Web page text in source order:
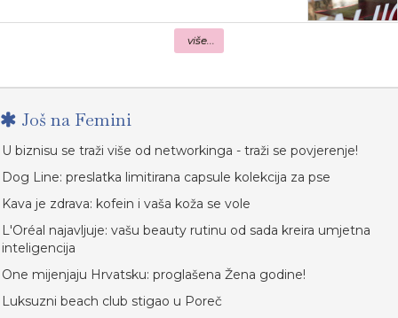
više...
Još na Femini
U biznisu se traži više od networkinga - traži se povjerenje!
Dog Line: preslatka limitirana capsule kolekcija za pse
Kava je zdrava: kofein i vaša koža se vole
L'Oréal najavljuje: vašu beauty rutinu od sada kreira umjetna
inteligencija
One mijenjaju Hrvatsku: proglašena Žena godine!
Luksuzni beach club stigao u Poreč